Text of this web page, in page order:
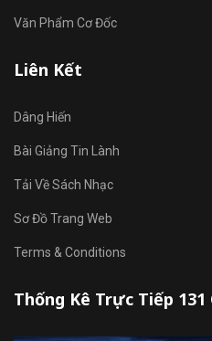
Văn Phẩm Cơ Đốc
Liên Kết
Dâng Hiến
Bài Giảng Tin Lành
Tải Về Sách Nhạc
Sơ Đồ Trang Web
Terms & Conditions
Thống Kê Trực Tiếp 131